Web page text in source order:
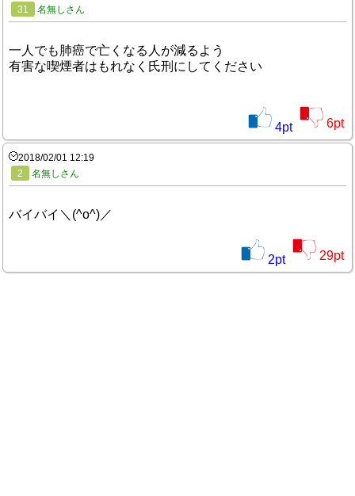
31
名無しさん
一人でも肺癌で亡くなる人が減るよう
有害な喫煙者はもれなく氏刑にしてください
4pt 6pt
2018/02/01 12:19
2
名無しさん
バイバイ＼(^o^)／
2pt 29pt